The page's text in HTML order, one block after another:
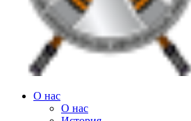
О нас
О нас